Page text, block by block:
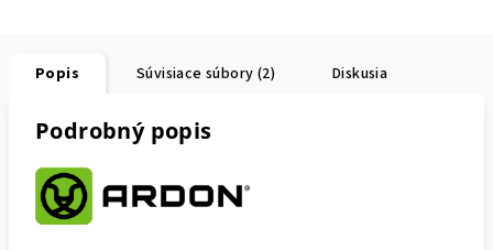
Popis Súvisiace súbory (2) Diskusia
Podrobný popis